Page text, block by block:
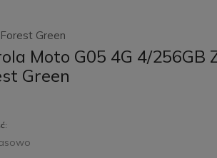
Green
Moto G05 4G 4/256GB
Green